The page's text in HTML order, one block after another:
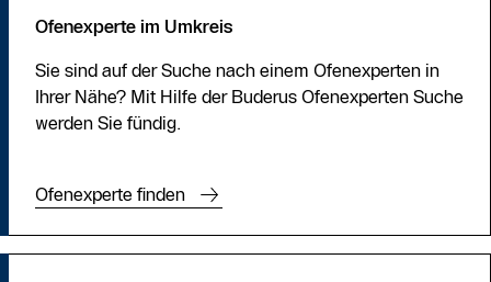
Ofenexperte im Umkreis
Sie sind auf der Suche nach einem Ofenexperten in
Ihrer Nähe? Mit Hilfe der Buderus Ofenexperten Suche
werden Sie fündig.
Ofenexperte finden